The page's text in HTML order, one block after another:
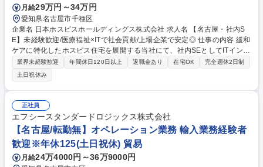
月給29万円～34万円
愛知県名古屋市千種区
企業名 日本ホスピスホールディングス株式会社 求人名 【名古屋・社内S
E】未経験歓迎/医療福祉×ITで社会貢献/上場企業で安定◎ 仕事の内容 緩和
ケアに特化したホスピス住宅を展開する当社にて、社内SEとしてITインフ
ラの運用・保守、ヘルプデスク業務をお任せします。未経験からITの専門
性を磨き、社会貢献度の高い事業を支えるやりがいある役割です。 ■社員
からのヘルプデスク対応、PCキッティング、IT資産管理 ■ネットワーク機
器の導入支援、各種システムの運用・管理 ■部内事務（台帳管理・請求書
処理）、IT監査対応、社内研修の実施 ■新施設立ち上げ時のITインフラ設
営支援 ★入社後はOJTで丁寧にサポート。将来的にはシステム企画やネッ
トワーク設計、セキュリティ対策などの上流工程へ挑戦でき、着実なスキ
ルアップが可能です。 募集職種 【名古屋・社内SE】未経験歓迎/医療福祉
×ITで社会貢献/上場企業で安定◎
業界未経験歓迎 年間休日120日以上 退職金あり 在宅OK
完全週休2日制
土日祝休み
正社員
エフシースタンダードロジックス株式会社
【名古屋/転勤無】オペレーション業務 輸入業務経験者
歓迎※年休125(土日祝休) 貿易
月給24万4000円～36万9000円